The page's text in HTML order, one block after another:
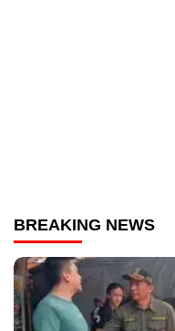
BREAKING NEWS